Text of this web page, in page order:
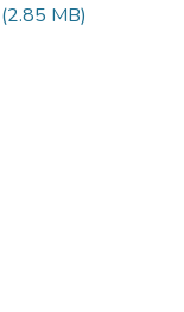
(2.85 MB)